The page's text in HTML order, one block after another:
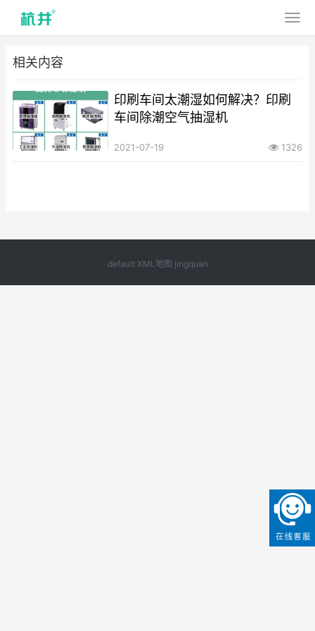
相关内容
印刷车间太潮湿如何解决？印刷
车间除潮空气抽湿机
2021-07-19 1326
default XML地图 jingquan